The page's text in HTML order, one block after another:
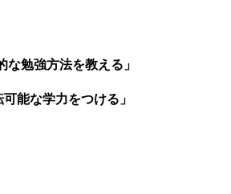
勉強方法を教える」
能な学力をつける」